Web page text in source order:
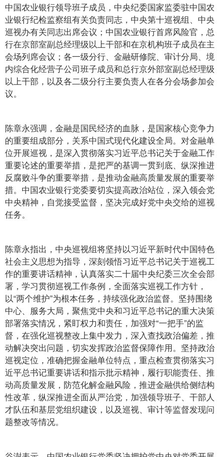
中国农业银行领导班子成员，中央纪委国家监委驻中国农
业银行纪检监察组有关负责同志，中央第十巡视组、中央
巡视办有关同志出席会议；中国农业银行首席风险官，总
行在京部室副总经理级以上干部和在京机构班子成员在主
会场列席会议；各一级分行、金融研修院、审计分局、境
内综合化经营子公司班子成员和总行京外部室副总经理级
以上干部，以及各二级分行主要负责人在各分会场参加会
议。
陈章永强调，金融是国民经济的血脉，是国家核心竞争力
的重要组成部分，关系中国式现代化建设全局。对金融单
位开展巡视，是深入贯彻落实习近平总书记关于金融工作
重要论述的重要举措，是把严的基调一贯到底、纵深推进
反腐败斗争的重要举措，是推动金融高质量发展的重要举
措。中国农业银行党委要切实提高政治站位，深入领会党
中央精神，自觉接受监督，坚决完成好党中央交给的巡视
任务。
陈章永指出，中央巡视组将坚持以习近平新时代中国特色
社会主义思想为指导，深刻领悟习近平总书记关于巡视工
作的重要讲话精神，认真落实二十届中央纪委三次全会部
署，学习贯彻巡视工作条例，全面落实巡视工作方针，
以“两个维护”为根本任务，持续强化政治监督。坚持围绕
中心、服务大局，聚焦党中央和习近平总书记的重大决策
部署落实情况，紧盯权力和责任，加强对“一把手”的监
督，在强化巡视整改上集中发力，深入查找政治偏差，推
动解决突出问题，切实发挥政治监督保障作用。坚持政治
巡视定位，准确把握金融单位特点，重点检查贯彻落实习
近平总书记重要讲话和指示批示精神，履行职能责任、推
动高质量发展，防范化解金融风险，推进金融供给侧结构
性改革，纵深推进全面从严治党，加强领导班子、干部人
才队伍和基层党组织建设，以及巡视、审计等监督发现问
题整改等情况。